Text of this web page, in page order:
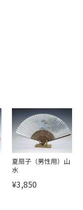
夏扇子（男性用）山
水
¥3,850